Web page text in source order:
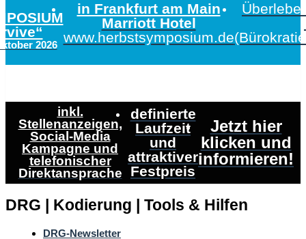
2026
in Frankfurt am Main
Marriott Hotel
www.herbstsymposium.de
inkl.
Stellenanzeigen,
Social-Media
Kampagne und
telefonischer
Direktansprache
definierte
Laufzeit
und
attraktiver
Festpreis
Jetzt hier
klicken und
informieren!
DRG | Kodierung | Tools & Hilfen
DRG-Newsletter